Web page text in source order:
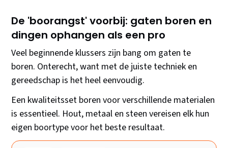
De 'boorangst' voorbij: gaten boren en
dingen ophangen als een pro
Veel beginnende klussers zijn bang om gaten te
boren. Onterecht, want met de juiste techniek en
gereedschap is het heel eenvoudig.
Een kwaliteitsset boren voor verschillende materialen
is essentieel. Hout, metaal en steen vereisen elk hun
eigen boortype voor het beste resultaat.